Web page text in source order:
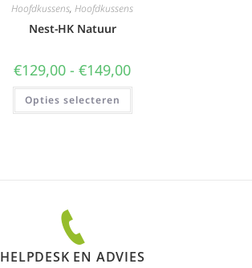
Hoofdkussens, Hoofdkussens
Nest-HK Natuur
€129,00 - €149,00
Opties selecteren
HELPDESK EN ADVIES